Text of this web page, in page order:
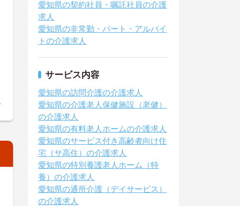
愛知県の契約社員・嘱託社員の介護
求人
愛知県の非常勤・パート・アルバイ
トの介護求人
サービス内容
愛知県の訪問介護の介護求人
愛知県の介護老人保健施設（老健）
の介護求人
愛知県の有料老人ホームの介護求人
愛知県のサービス付き高齢者向け住
宅（サ高住）の介護求人
愛知県の特別養護老人ホーム（特
養）の介護求人
愛知県の通所介護（デイサービス）
の介護求人